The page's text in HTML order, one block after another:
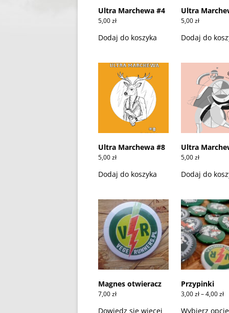
Ultra Marchewa #4
5,00zł
Dodaj do koszyka
Ultra
5,00zł
Dodaj do
Ultra Marchewa #8
5,00zł
Dodaj do koszyka
Ultra
5,00zł
Dodaj do
Magnes otwieracz
7,00zł
Dowiedz się więcej
Przypinki
3,00zł – 4,00zł
Wybierz opcje